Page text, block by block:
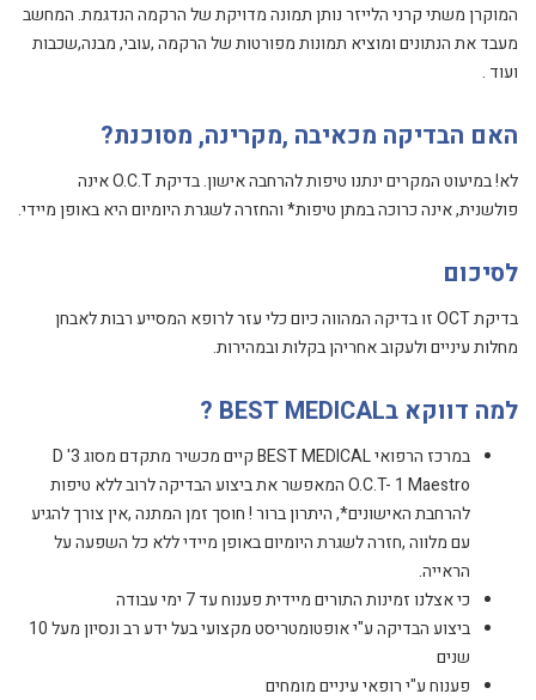
המוקרן משתי קרני הלייזר נותן תמונה מדויקת של הרקמה הנדגמת. המחשב
מעבד את הנתונים ומוציא תמונות מפורטות של הרקמה ,עובי, מבנה,שכבות
ועוד ​.
האם הבדיקה מכאיבה ,מקרינה, מסוכנת?
לא! במיעוט המקרים ינתנו טיפות להרחבה אישון.
בדיקת O.C.T אינה
פולשנית, אינה כרוכה במתן טיפות* והחזרה לשגרת היומיום היא באופן מיידי.
לסיכום
בדיקת OCT זו בדיקה המהווה כיום כלי עזר לרופא המסייע רבות לאבחן
מחלות עיניים ולעקוב אחריהן בקלות ובמהירות.
למה דווקא בBEST MEDICAL ?
במרכז הרפואי BEST MEDICAL קיים מכשיר מתקדם מסוג 3' D
O.C.T- 1 Maestro המאפשר את ביצוע הבדיקה לרוב ללא טיפות
להרחבת האישונים*, היתרון ברור ! חוסך זמן המתנה ,אין צורך להגיע
עם מלווה ,חזרה לשגרת היומיום באופן מיידי ללא כל השפעה על
הראייה.
כי אצלנו זמינות התורים מיידית פענוח עד 7 ימי עבודה
ביצוע הבדיקה ע"י אופטומטריסט מקצועי בעל ידע רב ונסיון מעל 10
שנים
פענוח ע"י רופאי עיניים מומחים